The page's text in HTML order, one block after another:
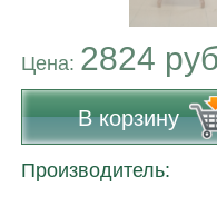
Цена: 2824
В корзину
Производитель: